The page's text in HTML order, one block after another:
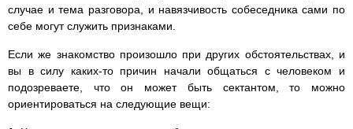
случае и тема разговора, и навязчивость собеседника сами по
себе могут служить признаками.
Если же знакомство произошло при других обстоятельствах, и
вы в силу каких-то причин начали общаться с человеком и
подозреваете, что он может быть сектантом, то можно
ориентироваться на следующие вещи: